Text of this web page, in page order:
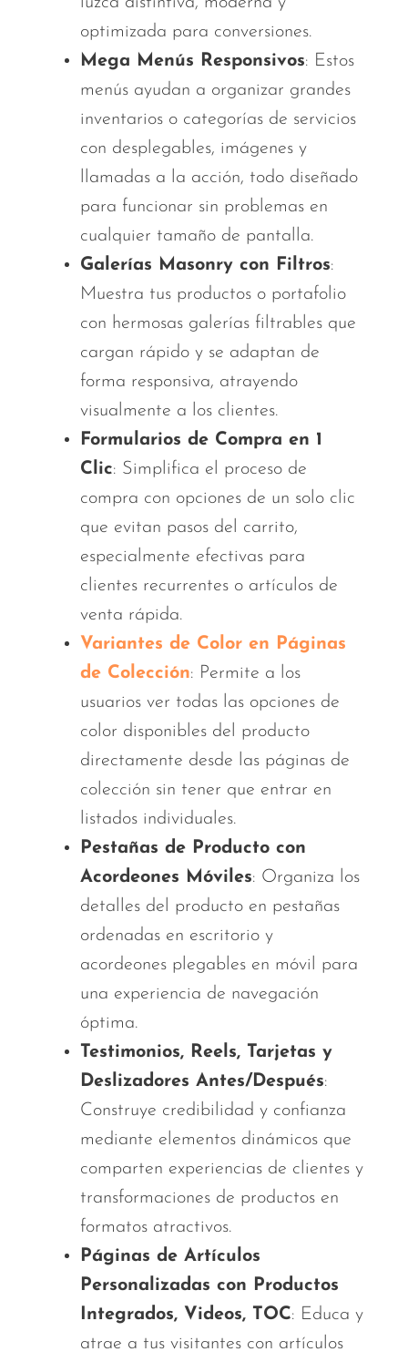
optimizada para conversiones.
Mega Menús Responsivos: Estos
menús ayudan a organizar grandes
inventarios o categorías de servicios
con desplegables, imágenes y
llamadas a la acción, todo diseñado
para funcionar sin problemas en
cualquier tamaño de pantalla.
Galerías Masonry con Filtros:
Muestra tus productos o portafolio
con hermosas galerías filtrables que
cargan rápido y se adaptan de
forma responsiva, atrayendo
visualmente a los clientes.
Formularios de Compra en 1
Clic: Simplifica el proceso de
compra con opciones de un solo clic
que evitan pasos del carrito,
especialmente efectivas para
clientes recurrentes o artículos de
venta rápida.
Variantes de Color en Páginas
de Colección: Permite a los
usuarios ver todas las opciones de
color disponibles del producto
directamente desde las páginas de
colección sin tener que entrar en
listados individuales.
Pestañas de Producto con
Acordeones Móviles: Organiza los
detalles del producto en pestañas
ordenadas en escritorio y
acordeones plegables en móvil para
una experiencia de navegación
óptima.
Testimonios, Reels, Tarjetas y
Deslizadores Antes/Después:
Construye credibilidad y confianza
mediante elementos dinámicos que
comparten experiencias de clientes y
transformaciones de productos en
formatos atractivos.
Páginas de Artículos
Personalizadas con Productos
Integrados, Videos, TOC: Educa y
atrae a tus visitantes con artículos